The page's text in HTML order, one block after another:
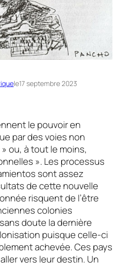
le17 septembre 2023
le pouvoir en
par des voies non
ou, à tout le moins,
». Les processus
sont assez
de cette nouvelle
risquent de l’être
colonies
doute la dernière
puisque celle-ci
achevée. Ces pays
vers leur destin. Un